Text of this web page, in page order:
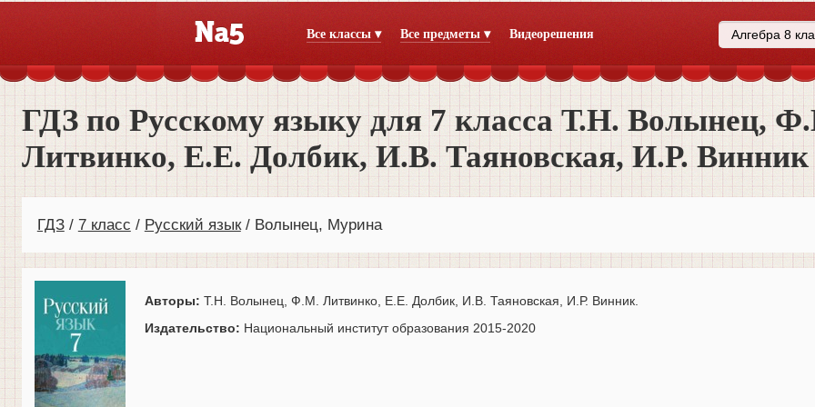
Все классы ▾ Все предметы ▾ Видеорешения
ГДЗ по Русскому языку для 7 класса Т.Н. Волынец,
Литвинко, Е.Е. Долбик, И.В. Таяновская, И.Р. Винник
ГДЗ 7 класс Русский язык Волынец, Мурина
Авторы: Т.Н. Волынец, Ф.М. Литвинко, Е.Е. Долбик, И.В. Таяновская, И.Р. Винник.
Издательство: Национальный институт образования 2015-2020